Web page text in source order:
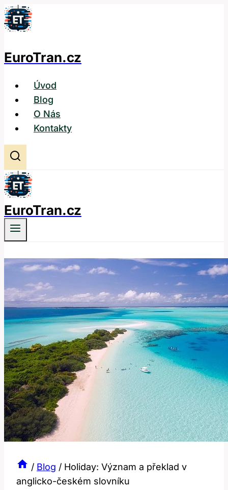
Přeskočit
na
EuroTran.cz
Úvod
Blog
O Nás
Kontakty
EuroTran.cz
/ Blog / Holiday: Význam a překlad v
anglicko-českém slovníku